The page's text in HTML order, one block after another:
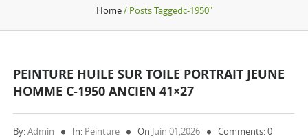
Home/ Posts Taggedc-1950"
PEINTURE HUILE SUR TOILE PORTRAIT JEUNE
HOMME C-1950 ANCIEN 41×27
By:Admin In: Peinture On Juin 01,2026
Comments: 0